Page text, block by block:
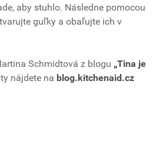
aby stuhlo. Následne pomocou
guľky a obaľujte ich v
Schmidtová z blogu „Tina je
nájdete na blog.kitchenaid.cz